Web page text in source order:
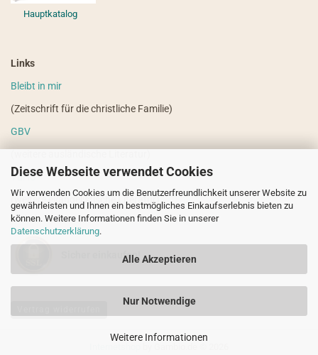
Diese Webseite verwendet Cookies
Wir verwenden Cookies um die Benutzerfreundlichkeit unserer Website zu
gewährleisten und Ihnen ein bestmögliches Einkaufserlebnis bieten zu
können. Weitere Informationen finden Sie in unserer
Datenschutzerklärung.
Alle Akzeptieren
Nur Notwendige
Weitere Informationen
Hauptkatalog
Links
Bleibt in mir
(Zeitschrift für die christliche Familie)
GBV
VdHS
(weitere evangelistische Literatur)
Sicher einkaufen!